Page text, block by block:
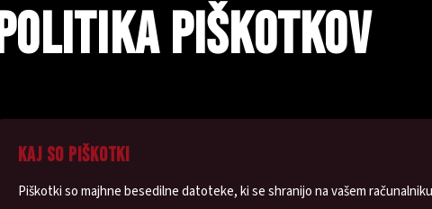
PIŠKOTKOV
KAJ SO PIŠKOTKI
Piškotki so majhne besedilne datoteke, ki se shranijo na vašem